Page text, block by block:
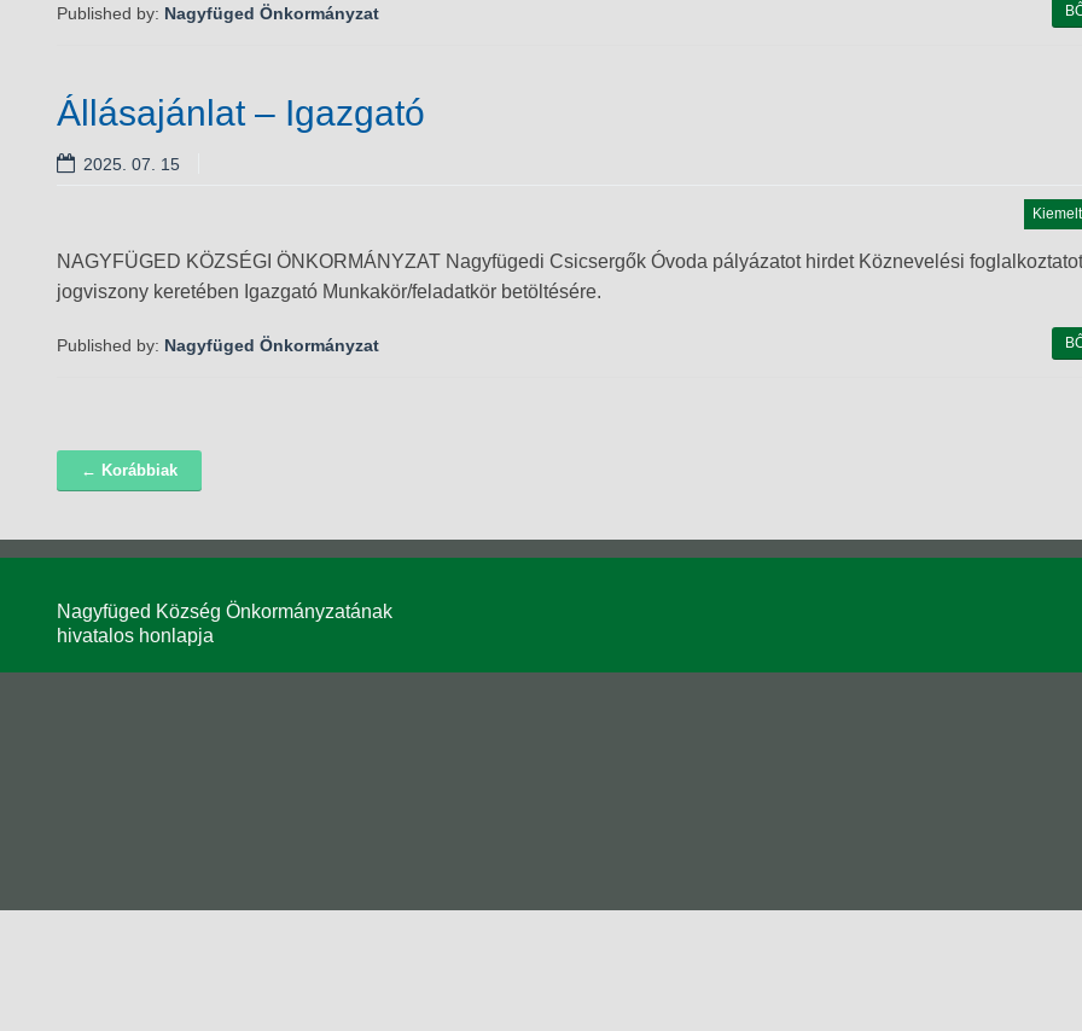
Published by: Nagyfüged Önkormányzat
Állásajánlat – Igazgató
2025. 07. 15
Kiemelt
NAGYFÜGED KÖZSÉGI ÖNKORMÁNYZAT Nagyfügedi Csicsergők Óvoda pályázatot hirdet Köznevelési
jogviszony keretében Igazgató Munkakör/feladatkör betöltésére.
Published by: Nagyfüged Önkormányzat
Navigáció
← Korábbiak
Nagyfüged Község Önkormányzatának
hivatalos honlapja